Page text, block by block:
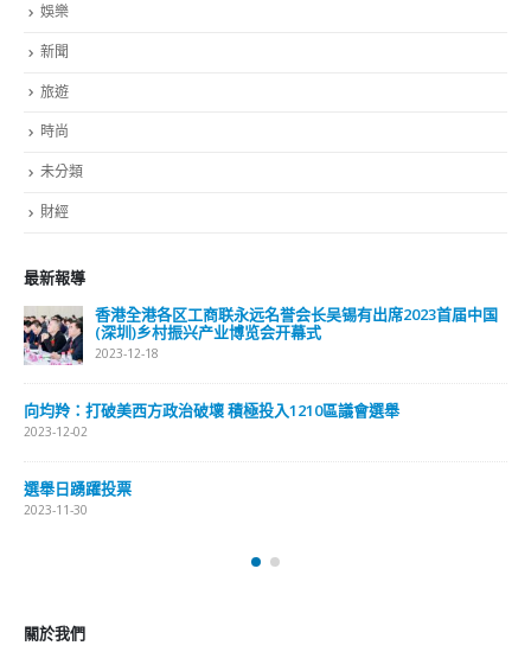
娛樂
新聞
旅遊
時尚
未分類
財經
最新報導
香港全港各区工商联永远名誉会长吴锡有出席2023首届中国
(深圳)乡村振兴产业博览会开幕式
2023-12-18
向均羚：打破美西方政治破壞 積極投入1210區議會選舉
2023-12-02
選舉日踴躍投票
2023-11-30
關於我們